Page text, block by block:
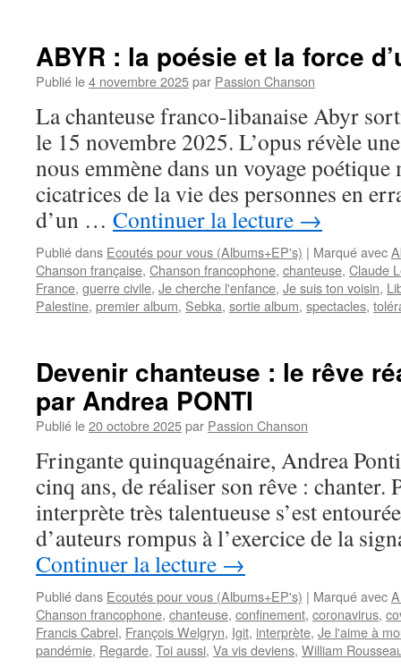
ABYR : la poésie et la force
Publié le4 novembre 2025par Passion Chanson
La chanteuse franco-libanaise Abyr
le 15 novembre 2025. L’opus révèle
nous emmène dans un voyage poétique
cicatrices de la vie des personnes en
d’un … Continuer la lecture →
Publié dans Ecoutés pour vous (Albums+EP's) | Marqué avec
Chanson française, Chanson francophone, chanteuse, Claude
France, guerre civile, Je cherche l'enfance, Je suis ton voisin,
Palestine, premier album, Sebka, sortie album, spectacles,
Devenir chanteuse : le rêve
par Andrea PONTI
Publié le20 octobre 2025par Passion Chanson
Fringante quinquagénaire, Andrea
cinq ans, de réaliser son rêve : chanter.
interprète très talentueuse s’est
d’auteurs rompus à l’exercice de la
Continuer la lecture →
Publié dans Ecoutés pour vous (Albums+EP's) | Marqué avec
Chanson francophone, chanteuse, confinement, coronavirus,
Francis Cabrel, François Welgryn, Igit, interprète, Je l'aime à
pandémie, Regarde, Toi aussi, Va vis deviens, William